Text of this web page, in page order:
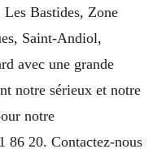
Bastides, Zone
Saint-Andiol,
avec une grande
notre sérieux et notre
notre
86 20. Contactez-nous